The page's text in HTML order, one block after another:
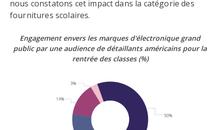
nous constatons cet impact dans la catégorie des
fournitures scolaires.
Engagement envers les marques d'électronique grand
public par une audience de détaillants américains pour la
rentrée des classes (%)